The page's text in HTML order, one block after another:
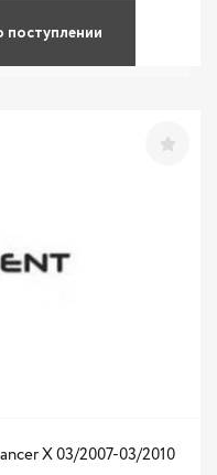
X 03/2007-03/2010